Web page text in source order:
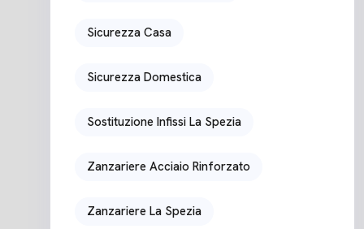
Sicurezza Casa
Sicurezza Domestica
Sostituzione Infissi La Spezia
Zanzariere Acciaio Rinforzato
Zanzariere La Spezia